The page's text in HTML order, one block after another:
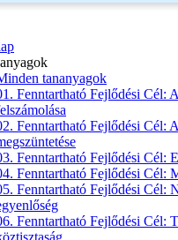
tananyagok
Fenntartható Fejlődési Cél:
Fenntartható Fejlődési Cél:
Fenntartható Fejlődési Cél:
Fenntartható Fejlődési Cél:
Fenntartható Fejlődési Cél:
Fenntartható Fejlődési Cél: